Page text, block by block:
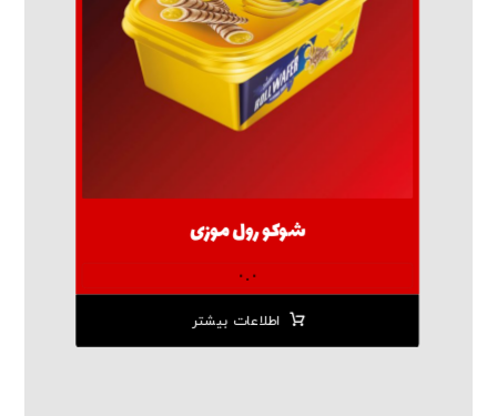
شوکو رول موزی
۰.۰
اطلاعات بیشتر